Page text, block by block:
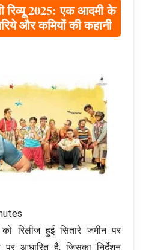
रिव्यू 2025: एक आदमी के
और कमियों की कहानी
रिलीज हुई सितारे जमीन पर
पर आधारित है, जिसका निर्देशन